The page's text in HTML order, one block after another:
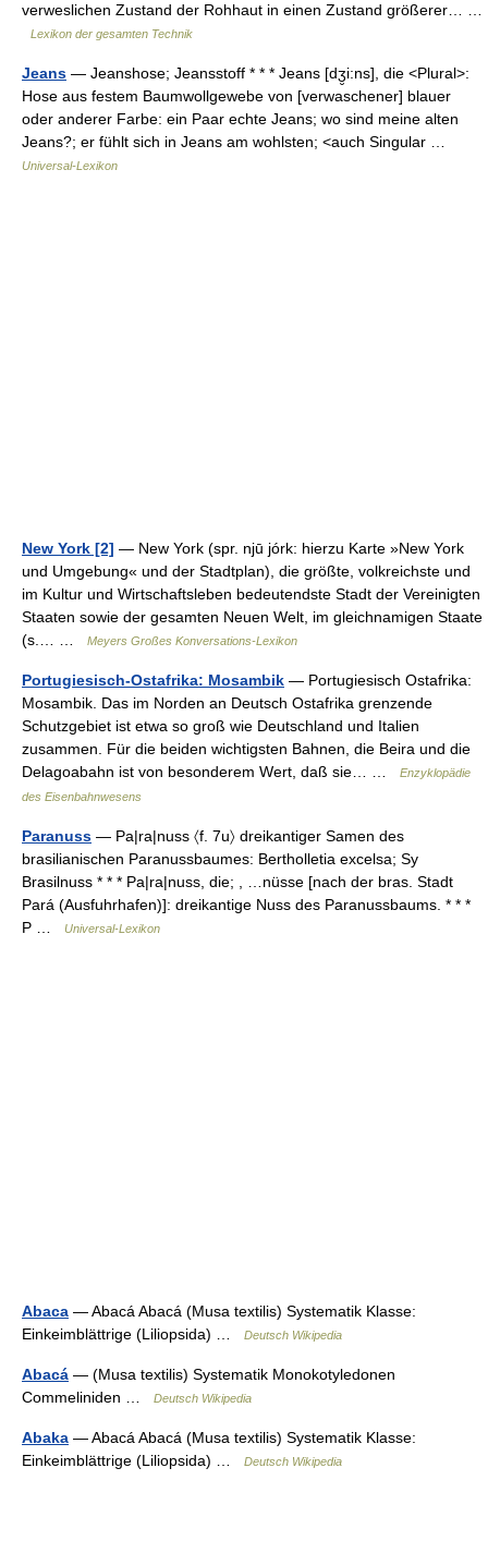
verweslichen Zustand der Rohhaut in einen Zustand größerer… …
Lexikon der gesamten Technik
Jeans — Jeanshose; Jeansstoff * * * Jeans [dʒ̮i:ns], die <Plural>:
Hose aus festem Baumwollgewebe von [verwaschener] blauer
oder anderer Farbe: ein Paar echte Jeans; wo sind meine alten
Jeans?; er fühlt sich in Jeans am wohlsten; <auch Singular …
Universal-Lexikon
New York [2] — New York (spr. njū jórk: hierzu Karte »New York
und Umgebung« und der Stadtplan), die größte, volkreichste und
im Kultur und Wirtschaftsleben bedeutendste Stadt der Vereinigten
Staaten sowie der gesamten Neuen Welt, im gleichnamigen Staate
(s.… …
Meyers Großes Konversations-Lexikon
Portugiesisch-Ostafrika: Mosambik — Portugiesisch Ostafrika:
Mosambik. Das im Norden an Deutsch Ostafrika grenzende
Schutzgebiet ist etwa so groß wie Deutschland und Italien
zusammen. Für die beiden wichtigsten Bahnen, die Beira und die
Delagoabahn ist von besonderem Wert, daß sie… …
Enzyklopädie
des Eisenbahnwesens
Paranuss — Pa|ra|nuss 〈f. 7u〉 dreikantiger Samen des
brasilianischen Paranussbaumes: Bertholletia excelsa; Sy
Brasilnuss * * * Pa|ra|nuss, die; , …nüsse [nach der bras. Stadt
Pará (Ausfuhrhafen)]: dreikantige Nuss des Paranussbaums. * * *
P …
Universal-Lexikon
Abaca — Abacá Abacá (Musa textilis) Systematik Klasse:
Einkeimblättrige (Liliopsida) …
Deutsch Wikipedia
Abacá — (Musa textilis) Systematik Monokotyledonen
Commeliniden …
Deutsch Wikipedia
Abaka — Abacá Abacá (Musa textilis) Systematik Klasse:
Einkeimblättrige (Liliopsida) …
Deutsch Wikipedia